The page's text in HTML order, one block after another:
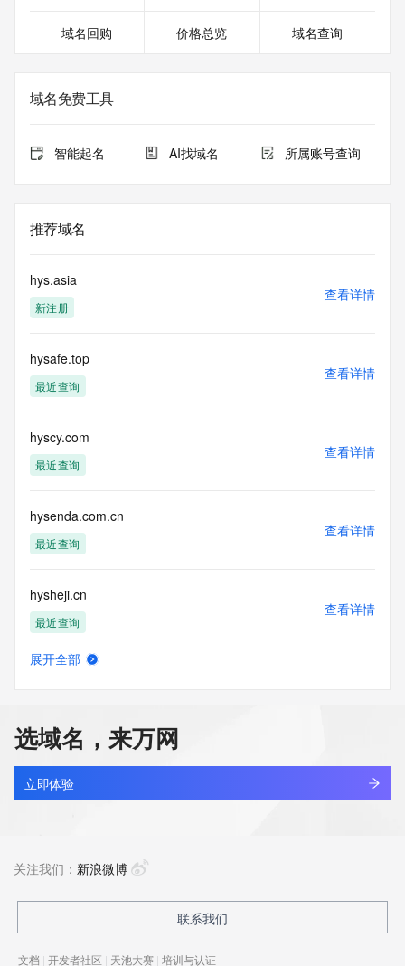
域名回购 价格总览 域名查询
域名免费工具
智能起名 AI找域名 所属账号查询
推荐域名
hys.asia
新注册
查看详情
hysafe.top
最近查询
查看详情
hyscy.com
最近查询
查看详情
hysenda.com.cn
最近查询
查看详情
hysheji.cn
最近查询
查看详情
hysjx.cn
最近查询
查看详情
最近查询
展开全部
选域名，来万网
立即体验
关注我们： 新浪微博
联系我们
文档 | 开发者社区 | 天池大赛 | 培训与认证